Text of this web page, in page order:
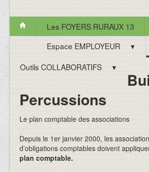
Les FOYERS RURAUX 13
Espace EMPLOYEUR
▼
Outils COLLABORATIFS ▼
Percussions
Le plan comptable des associations
Depuis le 1er janvier 2000, les
d’obligations comptables doivent
plan comptable.